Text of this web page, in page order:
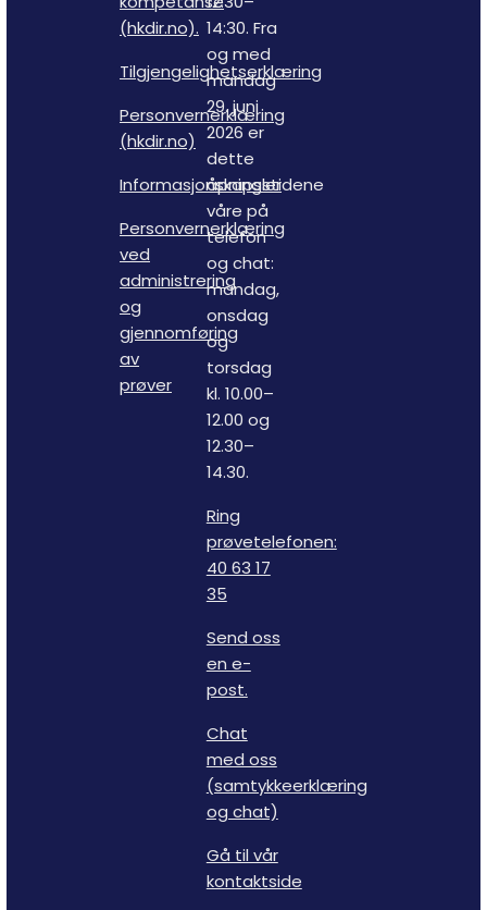
(hkdir.no).
Tilgjengelighetserklæring
Personvernerklæring
(hkdir.no)
Informasjonskapsler
Personvernerklæring
ved
administrering
og
gjennomføring
av
prøver
14:30. Fra
og med
mandag
29. juni
2026 er
dette
åpningstidene
våre på
telefon
og chat:
mandag,
onsdag
og
torsdag
kl. 10.00–
12.00 og
12.30–
14.30.
Ring
prøvetelefonen:
40 63 17
35
Send oss
en e-
post.
Chat
med oss
(samtykkeerklæring
og chat)
Gå til vår
kontaktside